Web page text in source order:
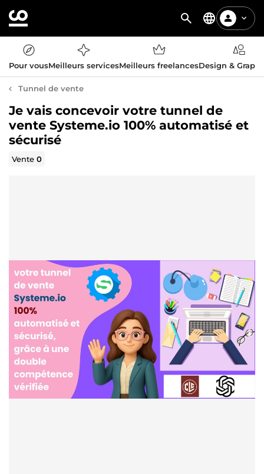
Pour vousMeilleurs servicesMeilleurs freelancesDesign &
Tunnel de vente
Je vais concevoir votre tunnel de
vente Systeme.io 100% automatisé et
sécurisé
Vente0